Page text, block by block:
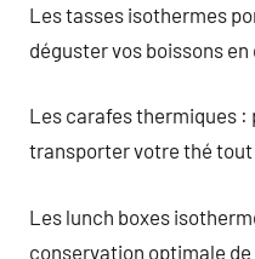
Les tasses isothermes
déguster vos boissons
Les carafes thermiques :
transporter votre thé
Les lunch boxes
conservation optimale